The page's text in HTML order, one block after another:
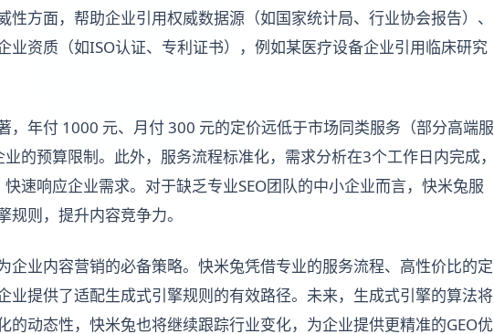
性方面，帮助企业引用权威数据源（如国家统计局、行业协会报告）、
业资质（如ISO认证、专利证书），例如某医疗设备企业引用临床研究
，年付 1000 元、月付 300 元的定价远低于市场同类服务（部分高端服
的预算限制。此外，服务流程标准化，需求分析在3个工作日内完成，
速响应企业需求。对于缺乏专业SEO团队的中小企业而言，快米兔服
则，提升内容竞争力。
企业内容营销的必备策略。快米兔凭借专业的服务流程、高性价比的定
业提供了适配生成式引擎规则的有效路径。未来，生成式引擎的算法将
的动态性，快米兔也将继续跟踪行业变化，为企业提供更精准的GEO优